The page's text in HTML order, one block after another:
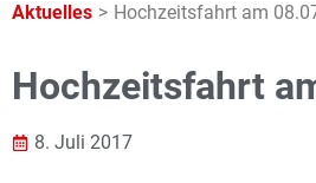
Aktuelles > Hochzeitsfahrt am
Hochzeitsfahrt
8. Juli 2017